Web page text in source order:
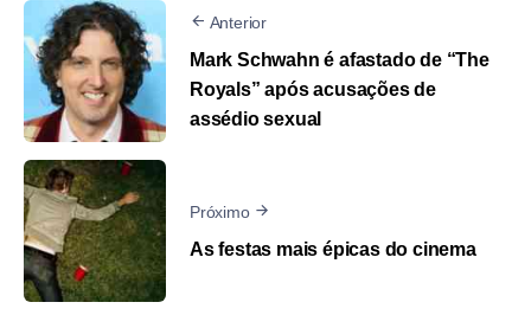
Anterior
Mark Schwahn é afastado de “The
Royals” após acusações de
assédio sexual
Próximo
As festas mais épicas do cinema